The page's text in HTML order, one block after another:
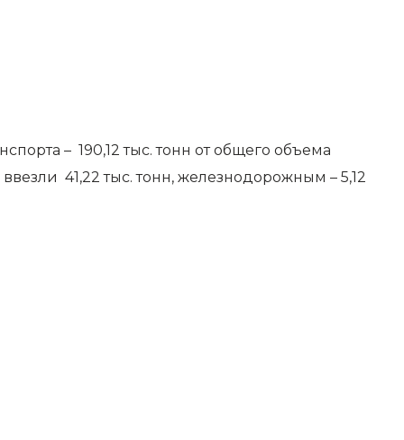
– 190,12 тыс. тонн от общего объема
41,22 тыс. тонн, железнодорожным – 5,12